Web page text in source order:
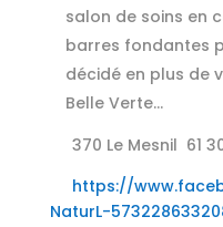
salon de soins en
barres fondantes
décidé en plus de
Belle Verte…
370 Le Mesnil 61
https://
NaturL-